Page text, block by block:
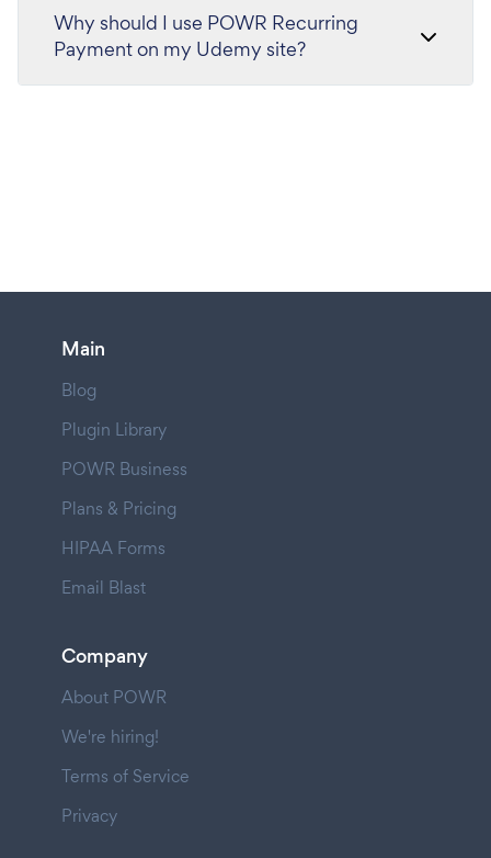
Why should I use POWR Recurring
Payment on my Udemy site?
Main
Blog
Plugin Library
POWR Business
Plans & Pricing
HIPAA Forms
Email Blast
Company
About POWR
We're hiring!
Terms of Service
Privacy